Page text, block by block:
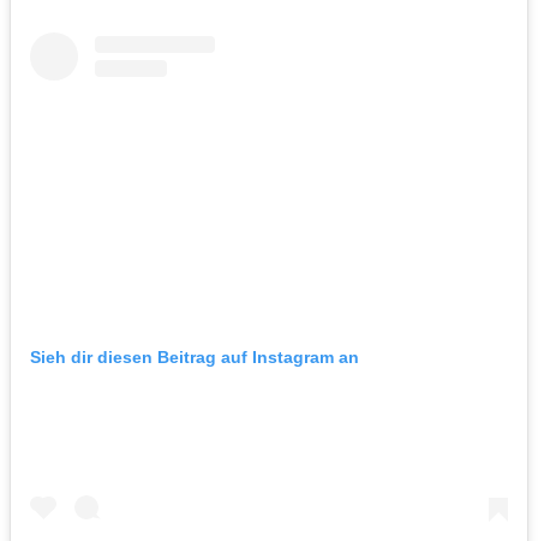
Sieh dir diesen Beitrag auf Instagram an